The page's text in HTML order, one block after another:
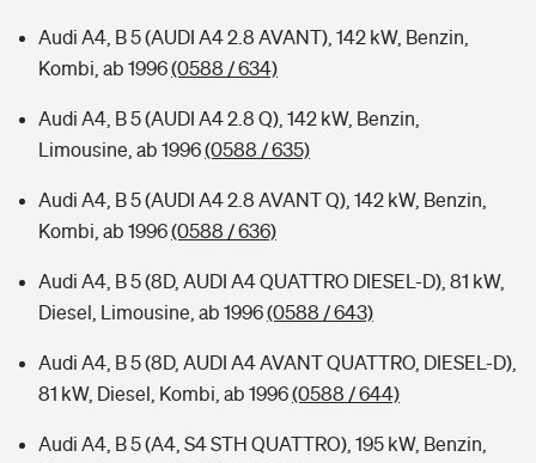
Audi A4, B 5 (AUDI A4 2.8 AVANT), 142 kW, Benzin,
Kombi, ab 1996(0588 / 634)
Audi A4, B 5 (AUDI A4 2.8 Q), 142 kW, Benzin,
Limousine, ab 1996(0588 / 635)
Audi A4, B 5 (AUDI A4 2.8 AVANT Q), 142 kW, Benzin,
Kombi, ab 1996(0588 / 636)
Audi A4, B 5 (8D, AUDI A4 QUATTRO DIESEL-D), 81 kW,
Diesel, Limousine, ab 1996(0588 / 643)
Audi A4, B 5 (8D, AUDI A4 AVANT QUATTRO, DIESEL-D),
81 kW, Diesel, Kombi, ab 1996(0588 / 644)
Audi A4, B 5 (A4, S4 STH QUATTRO), 195 kW, Benzin,